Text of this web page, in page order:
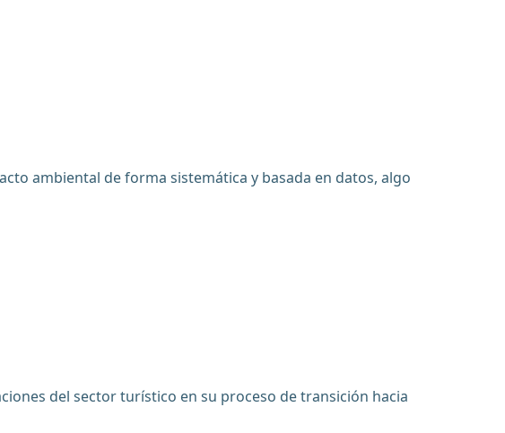
ambiental de forma sistemática y basada en datos, algo
del sector turístico en su proceso de transición hacia